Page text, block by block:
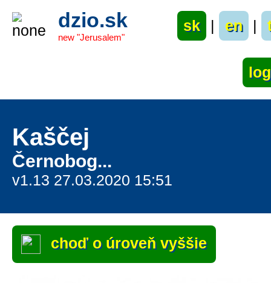
dzio.sk
new "Jerusalem"
sk | en |
Kaščej
Černobog...
v1.13 27.03.2020 15:51
choď o úroveň vyššie